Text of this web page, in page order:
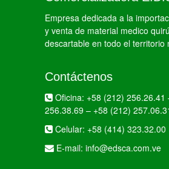
Empresa dedicada a la
y venta de material medico
descartable en todo el territorio
Contáctenos
Oficina: +58 (212) 256.26.41
256.38.69 – +58 (212)
Celular: +58 (414) 323.32.00
E-mail: info@edsca.com.ve